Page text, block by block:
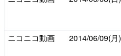
ニコニコ動画 2014/06/09(月)